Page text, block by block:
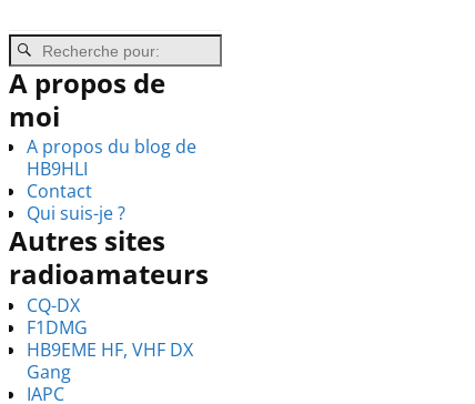
A propos de
moi
A propos du blog de
HB9HLI
Contact
Qui suis-je ?
Autres sites
radioamateurs
CQ-DX
F1DMG
HB9EME HF, VHF DX
Gang
IAPC